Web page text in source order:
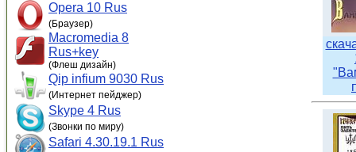
Opera 10 Rus
(Браузер)
Macromedia 8
Rus+key
(Флеш дизайн)
Qip infium 9030 Rus
(Интернет пейджер)
Skype 4 Rus
(Звонки по миру)
Safari 4.30.19.1 Rus